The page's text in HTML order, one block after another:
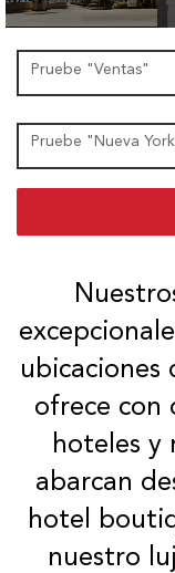
Pruebe "Ventas"
Pruebe "Nueva
ofrece con
hoteles y
abarcan
hotel
nuestro